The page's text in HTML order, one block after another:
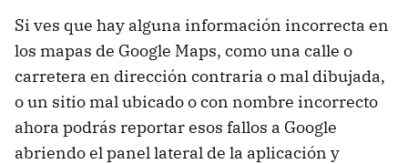
Si ves que hay alguna información incorrecta en
los mapas de Google Maps, como una calle o
carretera en dirección contraria o mal dibujada,
o un sitio mal ubicado o con nombre incorrecto
ahora podrás reportar esos fallos a Google
abriendo el panel lateral de la aplicación y